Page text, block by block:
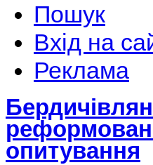
Пошук
Вхід на
Реклама
опитування